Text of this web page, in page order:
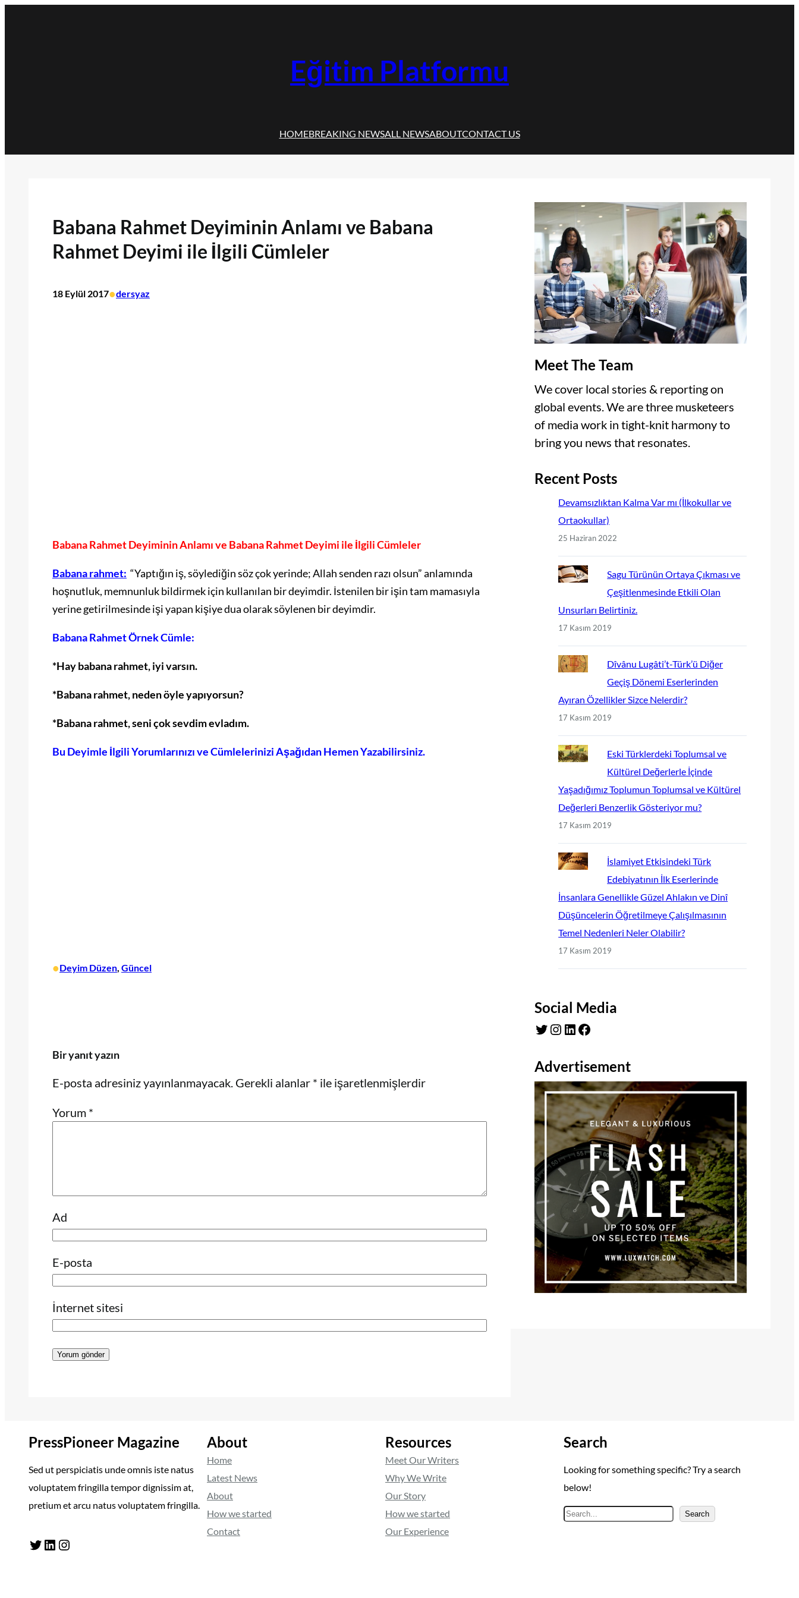
Eğitim Platformu
HOMEBREAKING NEWSALL NEWSABOUTCONTACT US
Babana Rahmet Deyiminin Anlamı ve Babana
Rahmet Deyimi ile İlgili Cümleler
18 Eylül 2017•dersyaz
Babana Rahmet Deyiminin Anlamı ve Babana Rahmet Deyimi ile İlgili Cümleler
Babana rahmet: “Yaptığın iş, söylediğin söz çok yerinde; Allah senden razı olsun” anlamında
hoşnutluk, memnunluk bildirmek için kullanılan bir deyimdir. İstenilen bir işin tam mamasıyla
yerine getirilmesinde işi yapan kişiye dua olarak söylenen bir deyimdir.
Babana Rahmet Örnek Cümle:
*Hay babana rahmet, iyi varsın.
*Babana rahmet, neden öyle yapıyorsun?
*Babana rahmet, seni çok sevdim evladım.
Bu Deyimle İlgili Yorumlarınızı ve Cümlelerinizi Aşağıdan Hemen Yazabilirsiniz.
•Deyim Düzen, Güncel
Bir yanıt yazın
E-posta adresiniz yayınlanmayacak. Gerekli alanlar * ile işaretlenmişlerdir
Yorum *
Ad
E-posta
İnternet sitesi
Meet The Team
We cover local stories & reporting on
global events. We are three musketeers
of media work in tight-knit harmony to
bring you news that resonates.
Recent Posts
Devamsızlıktan Kalma Var mı (İlkokullar ve
Ortaokullar)
25 Haziran 2022
Sagu Türünün Ortaya Çıkması ve
Çeşitlenmesinde Etkili Olan
Unsurları Belirtiniz.
17 Kasım 2019
Dîvânu Lugâti’t-Türk’ü Diğer
Geçiş Dönemi Eserlerinden
Ayıran Özellikler Sizce Nelerdir?
17 Kasım 2019
Eski Türklerdeki Toplumsal ve
Kültürel Değerlerle İçinde
Yaşadığımız Toplumun Toplumsal ve Kültürel
Değerleri Benzerlik Gösteriyor mu?
17 Kasım 2019
İslamiyet Etkisindeki Türk
Edebiyatının İlk Eserlerinde
İnsanlara Genellikle Güzel Ahlakın ve Dinî
Düşüncelerin Öğretilmeye Çalışılmasının
Temel Nedenleri Neler Olabilir?
17 Kasım 2019
Social Media
Twitter
Instagram LinkedIn Facebook
Advertisement
PressPioneer Magazine
Sed ut perspiciatis unde omnis iste natus
voluptatem fringilla tempor dignissim at,
pretium et arcu natus voluptatem fringilla.
Twitter LinkedIn Instagram
About
Home
Latest News
About
How we started
Contact
Resources
Meet Our Writers
Why We Write
Our Story
How we started
Our Experience
Search
Looking for something specific? Try a search
below!
A
Search